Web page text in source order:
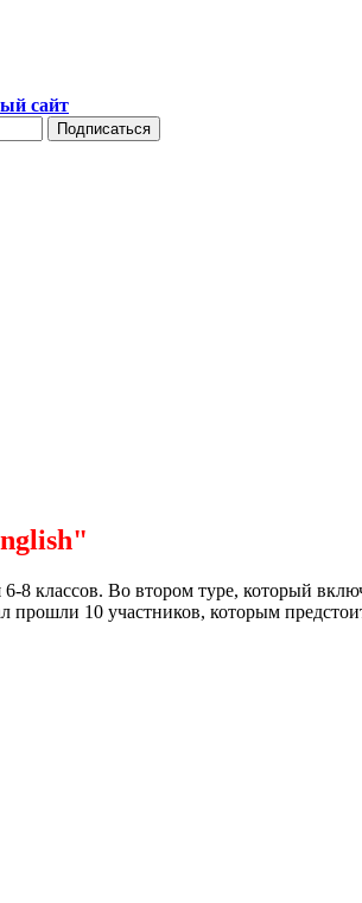
сайт
классов. Во втором туре, который
10 участников, которым